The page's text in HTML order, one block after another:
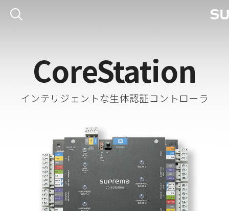
CoreStation
インテリジェントな生体認証コントローラ